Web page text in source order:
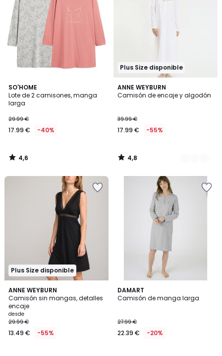
SO'HOME
Lote de 2 camisones, manga
larga
29.99 €
17.99 € -40%
4,6
/ 5
4,6
/
Plus Size disponible
ANNE WEYBURN
Camisón de encaje y algodón
39.99 €
17.99 € -55%
4,8
/ 5
2
Colores
4,8
/
Plus Size disponible
ANNE WEYBURN
Camisón sin mangas, detalles
encaje
desde
29.99 €
13.49 € -55%
4,1
/ 5
2
Colores
DAMART
Camisón de manga larga
27.99 €
22.39 € -20%
4,5
/ 5